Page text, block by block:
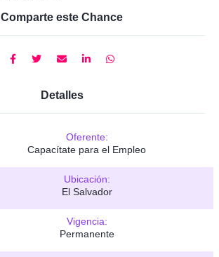
Comparte este Chance
Detalles
Oferente:
Capacítate para el Empleo
Ubicación:
El Salvador
Vigencia:
Permanente